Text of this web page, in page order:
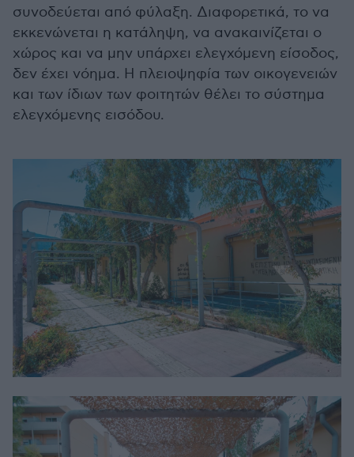
συνοδεύεται από φύλαξη. Διαφορετικά, το να
εκκενώνεται η κατάληψη, να ανακαινίζεται ο
χώρος και να μην υπάρχει ελεγχόμενη είσοδος,
δεν έχει νόημα. Η πλειοψηφία των οικογενειών
και των ίδιων των φοιτητών θέλει το σύστημα
ελεγχόμενης εισόδου.